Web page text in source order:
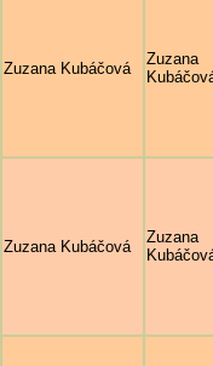
Zuzana Kubáčová
Zuzana
Zuzana Kubáčová
Zuzana